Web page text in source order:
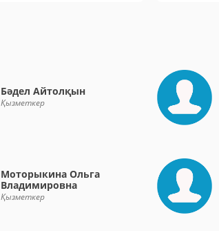
Бәдел Айтолқын
Қызметкер
Моторыкина Ольга
Владимировна
Қызметкер